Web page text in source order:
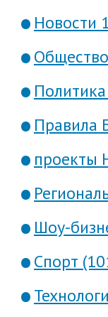
Новости
Правила
проекты
Шоу-
Спорт